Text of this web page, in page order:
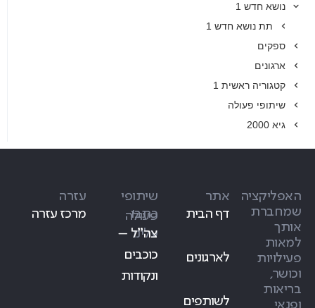
נושא חדש 1
תת נושא חדש 1
ספקים
ארגונים
קטגוריה ראשית 1
שיתופי פעולה
גיא 2000
האפליקציה
שמחברת
אותך
למאות
פעילויות
וכושר,
בריאות
ופנאי
כתבו
עלינו
אתר
דף הבית
לארגונים
לשותפים
שיתופי
פעולה
צה״ל –
כוכבים
ונקודות
עזרה
מרכז עזרה